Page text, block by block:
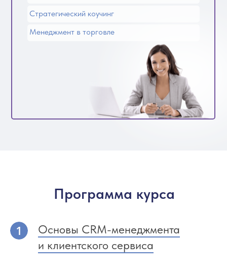
Менеджмент в торговле
Стратегический коучинг
Программа курса
Основы CRM-менеджмента
и клиентского сервиса